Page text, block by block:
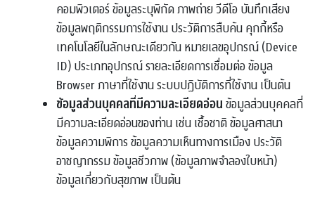
คอมพิวเตอร์ ข้อมูลระบุพิกัด ภาพถ่าย วีดีโอ บันทึกเสียง
ข้อมูลพฤติกรรมการใช้งาน ประวัติการสืบค้น คุกกี้หรือ
เทคโนโลยีในลักษณะเดียวกัน หมายเลขอุปกรณ์ (Device
ID) ประเภทอุปกรณ์ รายละเอียดการเชื่อมต่อ ข้อมูล
Browser ภาษาที่ใช้งาน ระบบปฏิบัติการที่ใช้งาน เป็นต้น
ข้อมูลส่วนบุคคลที่มีความละเอียดอ่อน ข้อมูลส่วนบุคคลที่
มีความละเอียดอ่อนของท่าน เช่น เชื้อชาติ ข้อมูลศาสนา
ข้อมูลความพิการ ข้อมูลความเห็นทางการเมือง ประวัติ
อาชญากรรม ข้อมูลชีวภาพ (ข้อมูลภาพจำลองใบหน้า)
ข้อมูลเกี่ยวกับสุขภาพ เป็นต้น